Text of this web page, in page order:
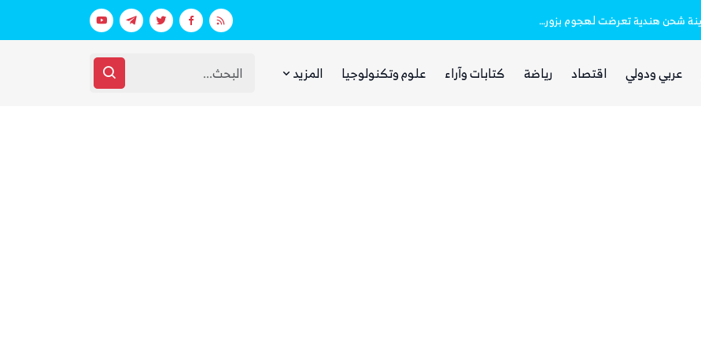
خفر السواحل والبحرية اليمنية ينقذان طاقم سفينة شحن هندية تعرضت لهجوم بزورق مفخخ بينما يجوع اليمنيون.. شبكات حوثية
عربي ودولي اقتصاد رياضة كتابات وآراء علوم وتكنولوجيا المزيد